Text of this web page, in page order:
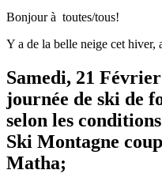
Bonjour à toutes/tous!
Y a de la belle neige cet hiver,
Samedi, 21
journée de ski de
selon les
Ski Montagne
Matha;